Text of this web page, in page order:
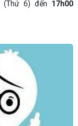
(Thứ 6) đến 17h00